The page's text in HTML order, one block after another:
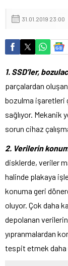
31.01.2019 23:00
1. SSD’ler,
parçalardan
bozulma işaretleri
sağlıyor. Mekanik
sorun cihaz
2. Verilerin
disklerde, veriler
halinde plakaya
konuma geri
oluyor. Çok daha
depolanan verilerin
yıpranmalardan
tespit etmek daha